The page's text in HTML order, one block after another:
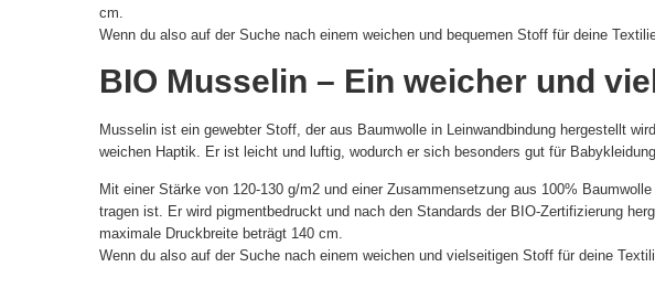
cm.
Wenn du also auf der Suche nach einem weichen und bequemen Stoff für deine
BIO Musselin – Ein weicher und
Musselin ist ein gewebter Stoff, der aus Baumwolle in Leinwandbindung hergestellt
weichen Haptik. Er ist leicht und luftig, wodurch er sich besonders gut für
Mit einer Stärke von 120-130 g/m2 und einer Zusammensetzung aus 100%
tragen ist. Er wird pigmentbedruckt und nach den Standards der BIO-Zertifizierung
maximale Druckbreite beträgt 140 cm.
Wenn du also auf der Suche nach einem weichen und vielseitigen Stoff für deine